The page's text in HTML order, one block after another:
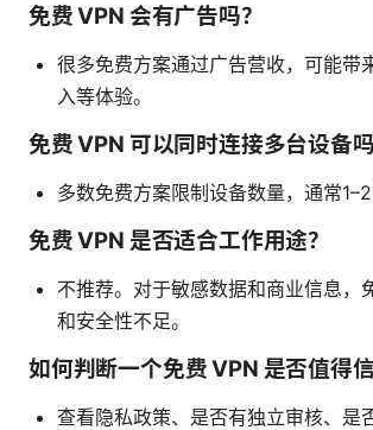
免费 VPN 会有广告吗？
很多免费方案通过广告营收，可能带
入等体验。
免费 VPN 可以同时连接多台设备吗
多数免费方案限制设备数量，通常1–2
免费 VPN 是否适合工作用途？
不推荐。对于敏感数据和商业信息，
和安全性不足。
如何判断一个免费 VPN 是否值得信
查看隐私政策、是否有独立审核、是